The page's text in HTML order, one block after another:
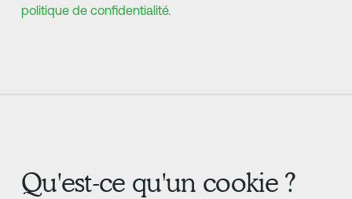
politique de confidentialité.
Qu'est-ce qu'un cookie ?